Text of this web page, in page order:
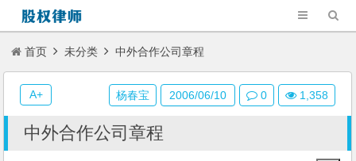
首页 未分类 中外合作公司章程
中外合作公司章程
杨春宝 2006/06/10 0 1,358
A+